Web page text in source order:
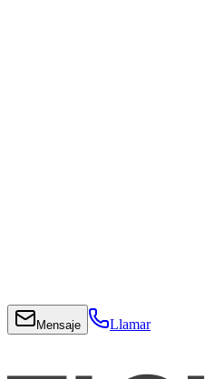
Mensaje Llamar